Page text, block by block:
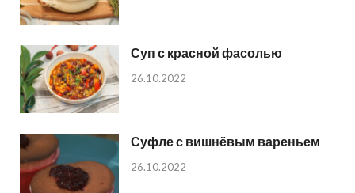
Суп с красной фасолью
26.10.2022
Суфле с вишнёвым вареньем
26.10.2022